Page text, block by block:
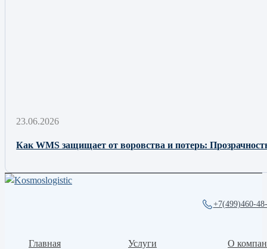
23.06.2026
Как WMS защищает от воровства и потерь:
+7(499)460-
Главная Услуги О